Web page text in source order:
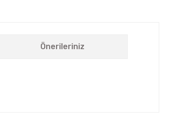
Önerileriniz